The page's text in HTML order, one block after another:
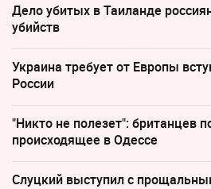
Дело убитых в Таиланде
убийств
Украина требует от Европы
России
"Никто не полезет": британцев
происходящее в Одессе
Слуцкий выступил с